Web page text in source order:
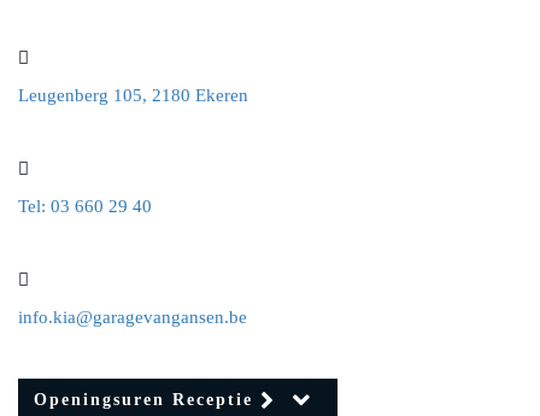
Leugenberg 105, 2180 Ekeren
Tel: 03 660 29 40
info.kia@garagevangansen.be
Openingsuren Receptie